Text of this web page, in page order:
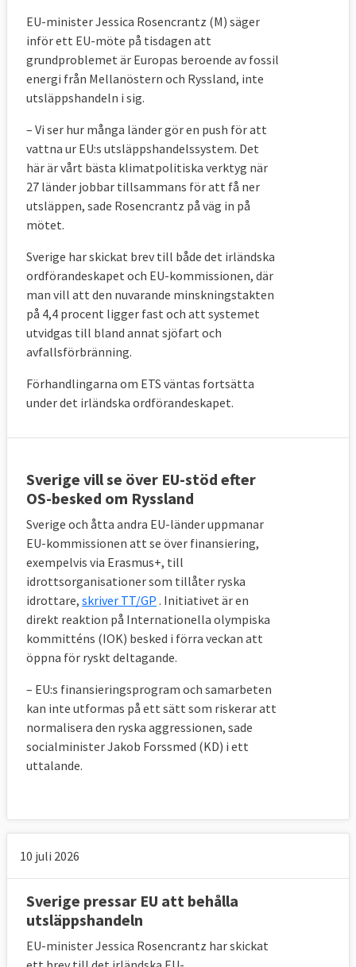
EU-minister Jessica Rosencrantz (M) säger
inför ett EU-möte på tisdagen att
grundproblemet är Europas beroende av fossil
energi från Mellanöstern och Ryssland, inte
utsläppshandeln i sig.
– Vi ser hur många länder gör en push för att
vattna ur EU:s utsläppshandelssystem. Det
här är vårt bästa klimatpolitiska verktyg när
27 länder jobbar tillsammans för att få ner
utsläppen, sade Rosencrantz på väg in på
mötet.
Sverige har skickat brev till både det irländska
ordförandeskapet och EU-kommissionen, där
man vill att den nuvarande minskningstakten
på 4,4 procent ligger fast och att systemet
utvidgas till bland annat sjöfart och
avfallsförbränning.
Förhandlingarna om ETS väntas fortsätta
under det irländska ordförandeskapet.
Sverige vill se över EU-stöd efter
OS-besked om Ryssland
Sverige och åtta andra EU-länder uppmanar
EU-kommissionen att se över finansiering,
exempelvis via Erasmus+, till
idrottsorganisationer som tillåter ryska
idrottare, skriver TT/GP . Initiativet är en
direkt reaktion på Internationella olympiska
kommitténs (IOK) besked i förra veckan att
öppna för ryskt deltagande.
– EU:s finansieringsprogram och samarbeten
kan inte utformas på ett sätt som riskerar att
normalisera den ryska aggressionen, sade
socialminister Jakob Forssmed (KD) i ett
uttalande.
10 juli 2026
Sverige pressar EU att behålla
utsläppshandeln
EU-minister Jessica Rosencrantz har skickat